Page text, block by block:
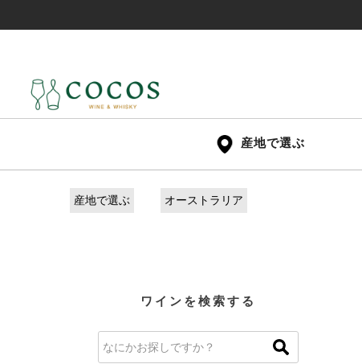
産地で選ぶ
産地で選ぶ オーストラリア
ワインを検索する